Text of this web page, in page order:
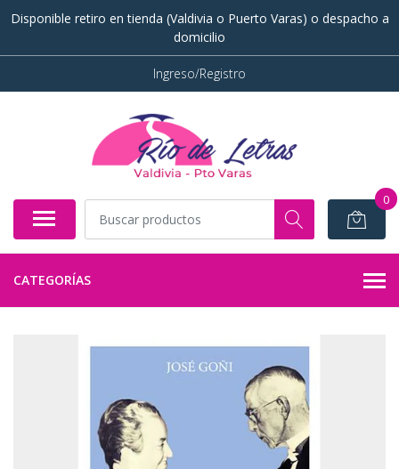
Disponible retiro en tienda (Valdivia o Puerto Varas) o despacho a
domicilio
Ingreso/Registro
0
CATEGORÍAS